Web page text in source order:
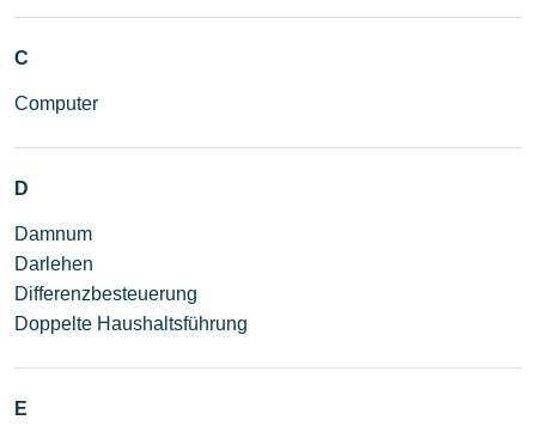
C
Computer
D
Damnum
Darlehen
Differenzbesteuerung
Doppelte Haushaltsführung
E